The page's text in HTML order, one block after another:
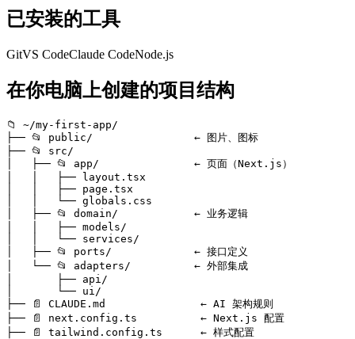
已安装的工具
GitVS CodeClaude CodeNode.js
在你电脑上创建的项目结构
📁 ~/my-first-app/
├── 📂 public/                ← 图片、图标
├── 📂 src/
│   ├── 📂 app/               ← 页面（Next.js）
│   │   ├── layout.tsx
│   │   ├── page.tsx
│   │   └── globals.css
│   ├── 📂 domain/            ← 业务逻辑
│   │   ├── models/
│   │   └── services/
│   ├── 📂 ports/             ← 接口定义
│   └── 📂 adapters/          ← 外部集成
│       ├── api/
│       └── ui/
├── 📄 CLAUDE.md               ← AI 架构规则
├── 📄 next.config.ts          ← Next.js 配置
├── 📄 tailwind.config.ts      ← 样式配置